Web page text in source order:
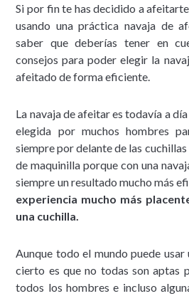
Si por fin te has decidido a
usando una práctica navaja de
saber que deberías tener en
consejos para poder elegir la
afeitado de forma eficiente.
La navaja de afeitar es todavía a
elegida por muchos hombres
siempre por delante de las
de maquinilla porque con una
siempre un resultado mucho más
experiencia mucho más
una cuchilla.
Aunque todo el mundo puede
cierto es que no todas son aptas
todos los hombres e incluso